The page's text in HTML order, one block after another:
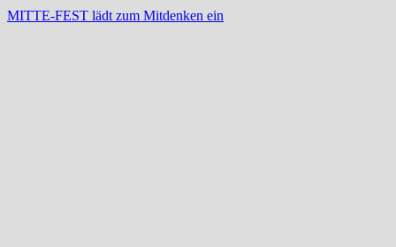
MITTE-FEST lädt zum Mitdenken ein